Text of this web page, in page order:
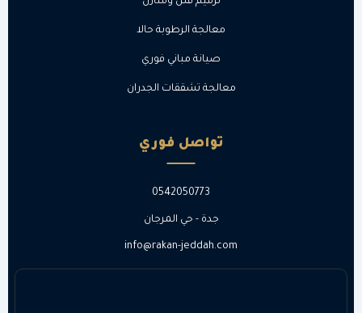
معالجة الرطوبة حالا
صيانة مباني فوري
معالجة تشققات الجدران
تواصل فوري
0542050773
جدة - حي المرجان
info@rakan-jeddah.com